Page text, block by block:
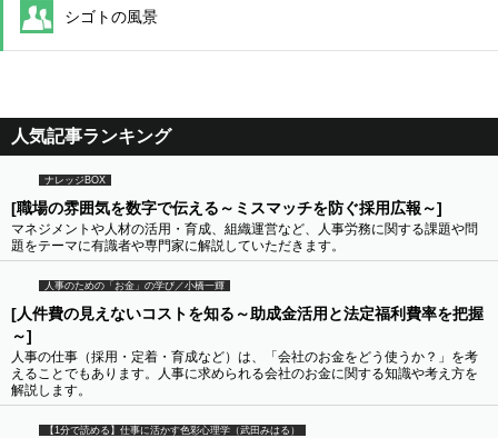
シゴトの風景
人気記事ランキング
ナレッジBOX
[職場の雰囲気を数字で伝える～ミスマッチを防ぐ採用広報～]
マネジメントや人材の活用・育成、組織運営など、人事労務に関する課題や問
題をテーマに有識者や専門家に解説していただきます。
人事のための「お金」の学び／小橋一輝
[人件費の見えないコストを知る～助成金活用と法定福利費率を把握
～]
人事の仕事（採用・定着・育成など）は、「会社のお金をどう使うか？」を考
えることでもあります。人事に求められる会社のお金に関する知識や考え方を
解説します。
【1分で読める】仕事に活かす色彩心理学（武田みはる）